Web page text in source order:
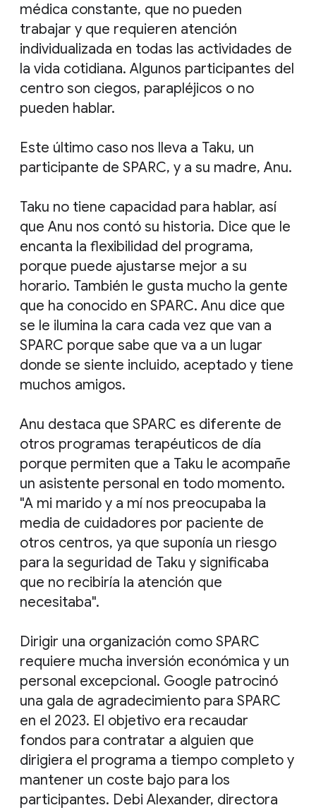
médica constante, que no pueden
trabajar y que requieren atención
individualizada en todas las actividades de
la vida cotidiana. Algunos participantes del
centro son ciegos, parapléjicos o no
pueden hablar.
Este último caso nos lleva a Taku, un
participante de SPARC, y a su madre, Anu.
Taku no tiene capacidad para hablar, así
que Anu nos contó su historia. Dice que le
encanta la flexibilidad del programa,
porque puede ajustarse mejor a su
horario. También le gusta mucho la gente
que ha conocido en SPARC. Anu dice que
se le ilumina la cara cada vez que van a
SPARC porque sabe que va a un lugar
donde se siente incluido, aceptado y tiene
muchos amigos.
Anu destaca que SPARC es diferente de
otros programas terapéuticos de día
porque permiten que a Taku le acompañe
un asistente personal en todo momento.
"A mi marido y a mí nos preocupaba la
media de cuidadores por paciente de
otros centros, ya que suponía un riesgo
para la seguridad de Taku y significaba
que no recibiría la atención que
necesitaba".
Dirigir una organización como SPARC
requiere mucha inversión económica y un
personal excepcional. Google patrocinó
una gala de agradecimiento para SPARC
en el 2023. El objetivo era recaudar
fondos para contratar a alguien que
dirigiera el programa a tiempo completo y
mantener un coste bajo para los
participantes. Debi Alexander, directora